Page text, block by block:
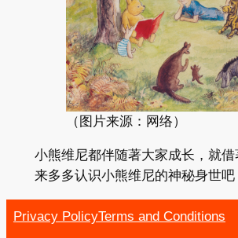
（图片来源：网络）
小熊维尼都伴随著大家成长，就借
来多多认识小熊维尼的神秘身世吧
Privacy PolicyTerms and Conditions